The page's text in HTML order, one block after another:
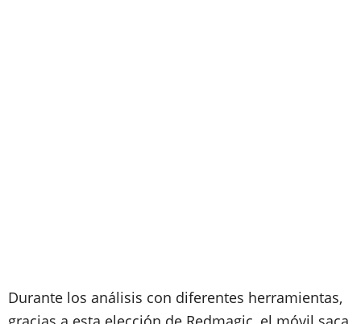
Durante los análisis con diferentes herramientas,